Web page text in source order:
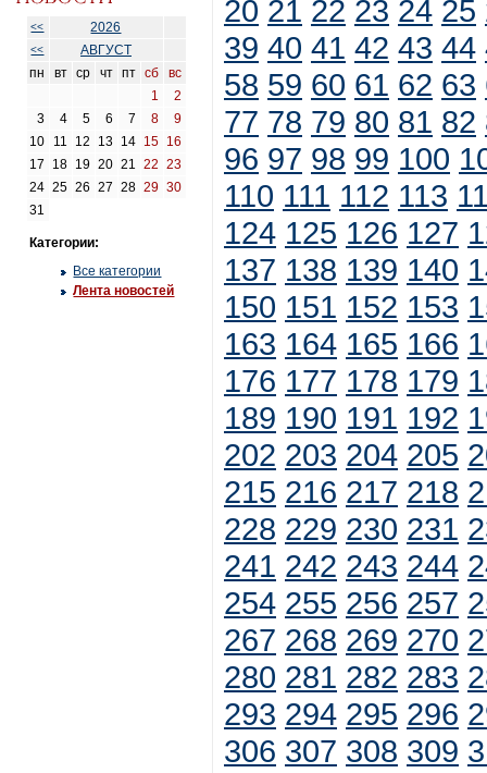
<< 2026
<<
АВГУСТ
пн
вт ср чт пт сб
вс
1
2
3
4 5 6 7 8
9
10
11 12 13 14 15 16
17
18 19 20 21 22
23
24 25 26 27 28 29 30
31
Категории:
Все категории
Лента новостей
20 21 22 23 24 25
39 40 41 42 43 44
58 59 60 61 62 63
77 78 79 80 81 82
96 97 98 99 100
110 111 112 113
124 125 126 127
137 138 139 140
150 151 152 153
163 164 165 166
176 177 178 179
189 190 191 192
202 203 204 205
215 216 217 218
228 229 230 231
241 242 243 244
254 255 256 257
267 268 269 270
280 281 282 283
293 294 295 296
306 307 308 309